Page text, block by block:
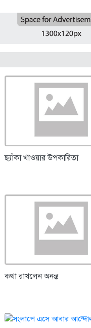
ছ্যাঁকা খাওয়ার উপকারিতা
কথা রাখলেন অনন্ত